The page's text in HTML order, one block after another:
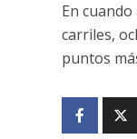
En
carriles,
puntos